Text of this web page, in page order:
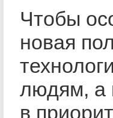
Чтобы
новая
людям, а
в